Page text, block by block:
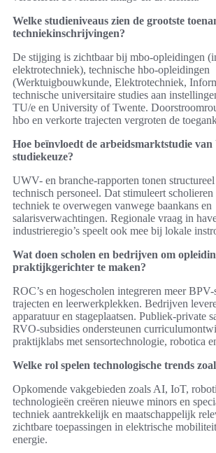
Welke studieniveaus zien de grootste
techniekinschrijvingen?
De stijging is zichtbaar bij mbo-opleidingen
elektrotechniek), technische hbo-opleidingen
(Werktuigbouwkunde, Elektrotechniek,
technische universitaire studies aan
TU/e en University of Twente.
hbo en verkorte trajecten vergroten de
Hoe beïnvloedt de arbeidsmarktstudie
studiekeuze?
UWV- en branche-rapporten tonen
technisch personeel. Dat stimuleert
techniek te overwegen vanwege baankans en
salarisverwachtingen. Regionale vraag in
industrieregio’s speelt ook mee bij lokale
Wat doen scholen en bedrijven om
praktijkgerichter te maken?
ROC’s en hogescholen integreren meer BPV-
trajecten en leerwerkplekken. Bedrijven
apparatuur en stageplaatsen. Publiek-private
RVO-subsidies ondersteunen
praktijklabs met sensortechnologie, robotica
Welke rol spelen technologische trends
Opkomende vakgebieden zoals AI, IoT,
technologieën creëren nieuwe minors en
techniek aantrekkelijk en maatschappelijk
zichtbare toepassingen in elektrische
energie.